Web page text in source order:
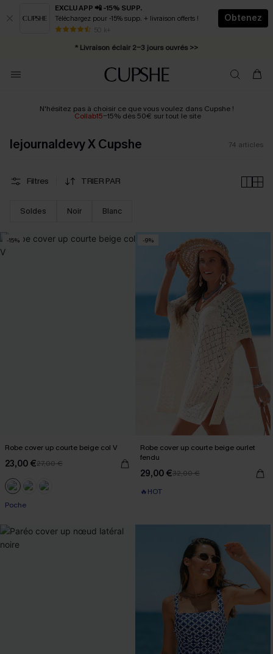
EXCLU APP 📲 -15% SUPP.
Téléchargez pour -15% supp. + livraison offerts !
50 k+
Obtenez
* Livraison éclair 2-3 jours ouvrés >>
Abonnement E-mail : -25% dès 4 achetés >>
N'hésitez pas à choisir ce que vous voulez dans Cupshe !
Collab15-15% dès 50€ sur tout le site
lejournaldevy X Cupshe 74 articles
Filtres TRIER PAR
Soldes Noir Blanc
-15%
Robe cover up courte beige col V
23,00 €27,00 €
Poche
-9%
Robe cover up courte beige ourlet
fendu
29,00 €32,00 €
🔥HOT